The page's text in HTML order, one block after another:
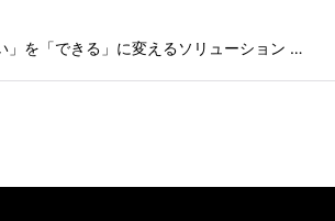
絞り込む
」を「できる」に変えるソリューション …